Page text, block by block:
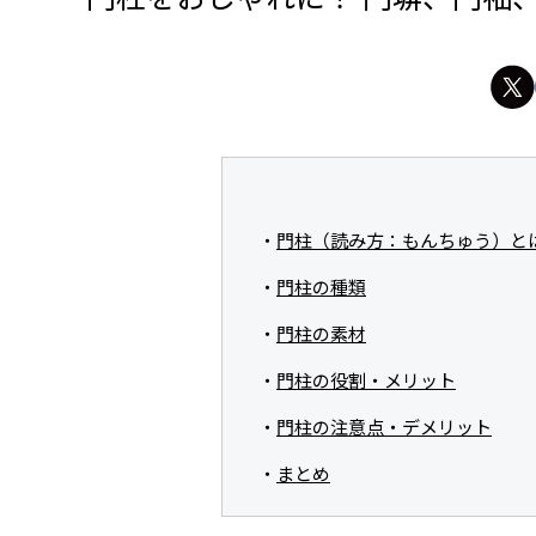
門柱（読み方：もんちゅう）と
門柱の種類
門柱の素材
門柱の役割・メリット
門柱の注意点・デメリット
まとめ